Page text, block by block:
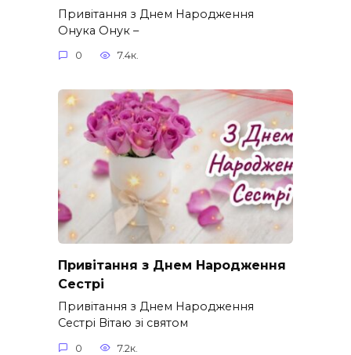
Привітання з Днем Народження
Онука Онук –
0 7.4к.
Привітання з Днем Народження
Сестрі
Привітання з Днем Народження
Сестрі Вітаю зі святом
0 7.2к.